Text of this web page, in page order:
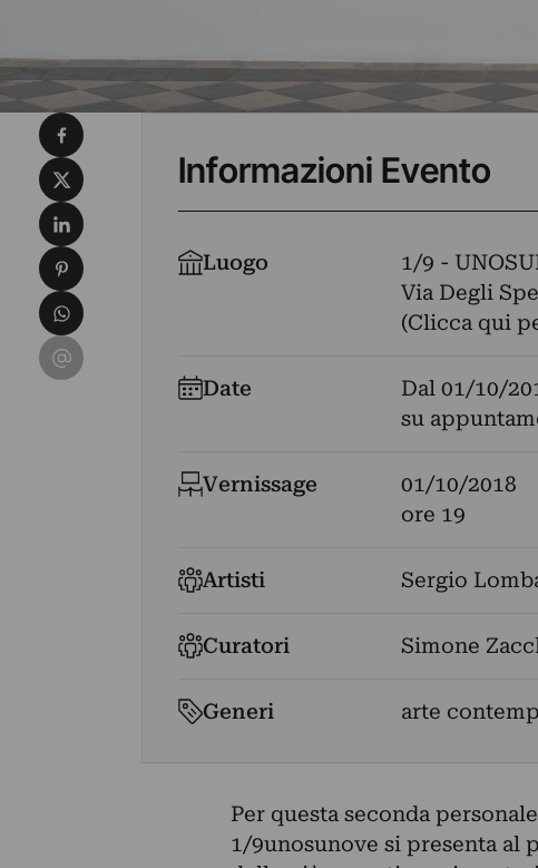
Informazioni Evento
Luogo
1/9 -
Via Degli
(Clicca qui
Date Dal 01/10/
su
Vernissage
01/10/2018
ore 19
Artisti Sergio
Curatori Simone
Generi arte
Per questa seconda
1/9unosunove si presenta al
Condividi su Facebook
Condividi su X
Condividi su LinkedIn
Condividi su Pinterest
Condividi su WhatsApp
Condividi su Email